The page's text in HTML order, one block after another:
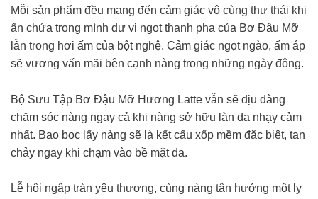
Mỗi sản phẩm đều mang đến cảm giác vô cùng thư thái khi
ẩn chứa trong mình dư vị ngọt thanh pha của Bơ Đậu Mỡ
lẫn trong hơi ấm của bột nghệ. Cảm giác ngọt ngào, ấm áp
sẽ vương vấn mãi bên cạnh nàng trong những ngày đông.
Bộ Sưu Tập Bơ Đậu Mỡ Hương Latte vẫn sẽ dịu dàng
chăm sóc nàng ngay cả khi nàng sở hữu làn da nhạy cảm
nhất. Bao bọc lấy nàng sẽ là kết cấu xốp mềm đặc biệt, tan
chảy ngay khi chạm vào bề mặt da.
Lễ hội ngập tràn yêu thương, cùng nàng tận hưởng một ly